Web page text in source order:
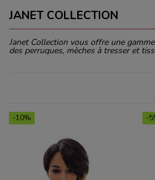
JANET COLLECTION
Janet Collection vous offre une
des perruques, mèches à tresser et
-10% -